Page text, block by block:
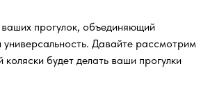
прогулок, объединяющий
универсальность. Давайте рассмотрим
коляски будет делать ваши прогулки